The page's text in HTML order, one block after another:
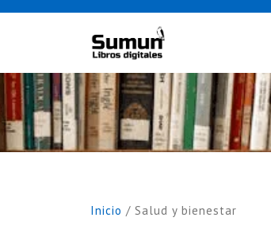
Inicio / Salud y bienestar